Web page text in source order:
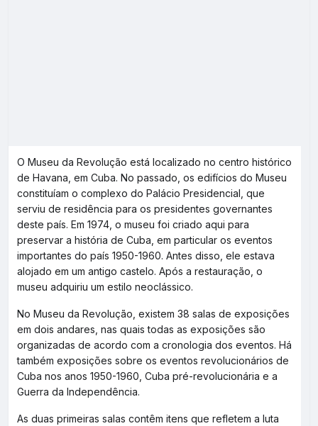
O Museu da Revolução está localizado no centro histórico
de Havana, em Cuba. No passado, os edifícios do Museu
constituíam o complexo do Palácio Presidencial, que
serviu de residência para os presidentes governantes
deste país. Em 1974, o museu foi criado aqui para
preservar a história de Cuba, em particular os eventos
importantes do país 1950-1960. Antes disso, ele estava
alojado em um antigo castelo. Após a restauração, o
museu adquiriu um estilo neoclássico.
No Museu da Revolução, existem 38 salas de exposições
em dois andares, nas quais todas as exposições são
organizadas de acordo com a cronologia dos eventos. Há
também exposições sobre os eventos revolucionários de
Cuba nos anos 1950-1960, Cuba pré-revolucionária e a
Guerra da Independência.
As duas primeiras salas contêm itens que refletem a luta